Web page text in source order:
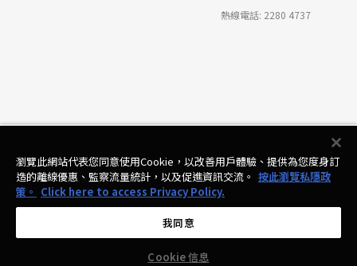
熱線電話: 2280 4737
© Takami 2025
聯絡我們!
瀏覽此網站代表您同意使用Cookie，以改善用戶體驗、提供為您度身訂
造的離線優惠、監察流量統計，以及促進資訊交流。 按此瀏覽私隱政
策。 Click here to access Privacy Policy.
我同意
Cookie 信息